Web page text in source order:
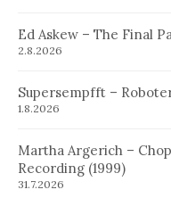
Ed Askew – The Final
2.8.2026
Supersempfft –
1.8.2026
Martha Argerich –
Recording (1999)
31.7.2026